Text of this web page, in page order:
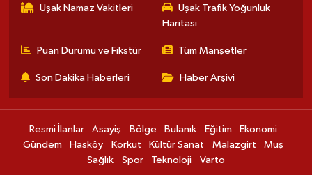
Uşak Namaz Vakitleri
Uşak Trafik Yoğunluk
Haritası
Puan Durumu ve Fikstür Tüm Manşetler
Son Dakika Haberleri Haber Arşivi
Resmi İlanlar Asayiş Bölge Bulanık Eğitim
Ekonomi
Gündem
Hasköy Korkut Kültür Sanat Malazgirt
Muş
Sağlık
Spor Teknoloji Varto